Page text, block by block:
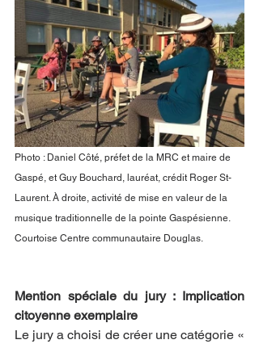
Photo : Daniel Côté, préfet de la MRC et maire de
Gaspé, et Guy Bouchard, lauréat, crédit Roger St-
Laurent. À droite, activité de mise en valeur de la
musique traditionnelle de la pointe Gaspésienne.
Courtoise Centre communautaire Douglas.
Mention spéciale du jury : Implication
citoyenne exemplaire
Le jury a choisi de créer une catégorie «